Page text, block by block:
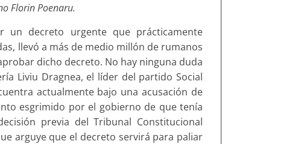
Florin Poenaru.
un decreto urgente que prácticamente
llevó a más de medio millón de rumanos
dicho decreto. No hay ninguna duda
Liviu Dragnea, el líder del partido Social
actualmente bajo una acusación de
esgrimido por el gobierno de que tenía
previa del Tribunal Constitucional
arguye que el decreto servirá para paliar